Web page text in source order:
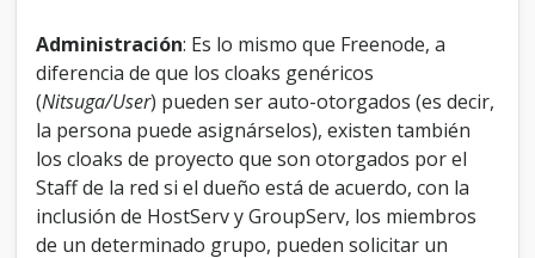
Administración: Es lo mismo que Freenode, a
diferencia de que los cloaks genéricos
(Nitsuga/User) pueden ser auto-otorgados (es decir,
la persona puede asignárselos), existen también
los cloaks de proyecto que son otorgados por el
Staff de la red si el dueño está de acuerdo, con la
inclusión de HostServ y GroupServ, los miembros
de un determinado grupo, pueden solicitar un